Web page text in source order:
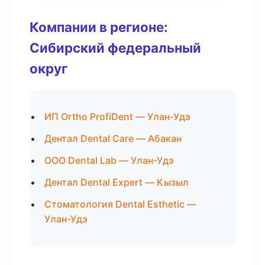
Компании в регионе:
Сибирский федеральный
округ
ИП Ortho ProfiDent — Улан-Удэ
Дентал Dental Care — Абакан
ООО Dental Lab — Улан-Удэ
Дентал Dental Expert — Кызыл
Стоматология Dental Esthetic —
Улан-Удэ